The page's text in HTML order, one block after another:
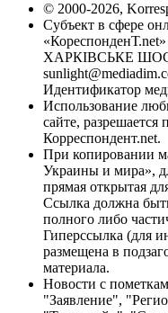
© 2000-2026,
Субъект в сфере
ХАРКІВСЬКЕ ШОСЕ,
Идентификатор
Использование
сайте,
Корреспондент.net.
При копировании
Украины и мира»,
прямая открытая
Ссылка должна
полного либо
Гиперссылка (для
размещена в
материала.
Новости с
"Заявление",